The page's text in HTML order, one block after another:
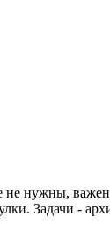
нужны,
Задачи -